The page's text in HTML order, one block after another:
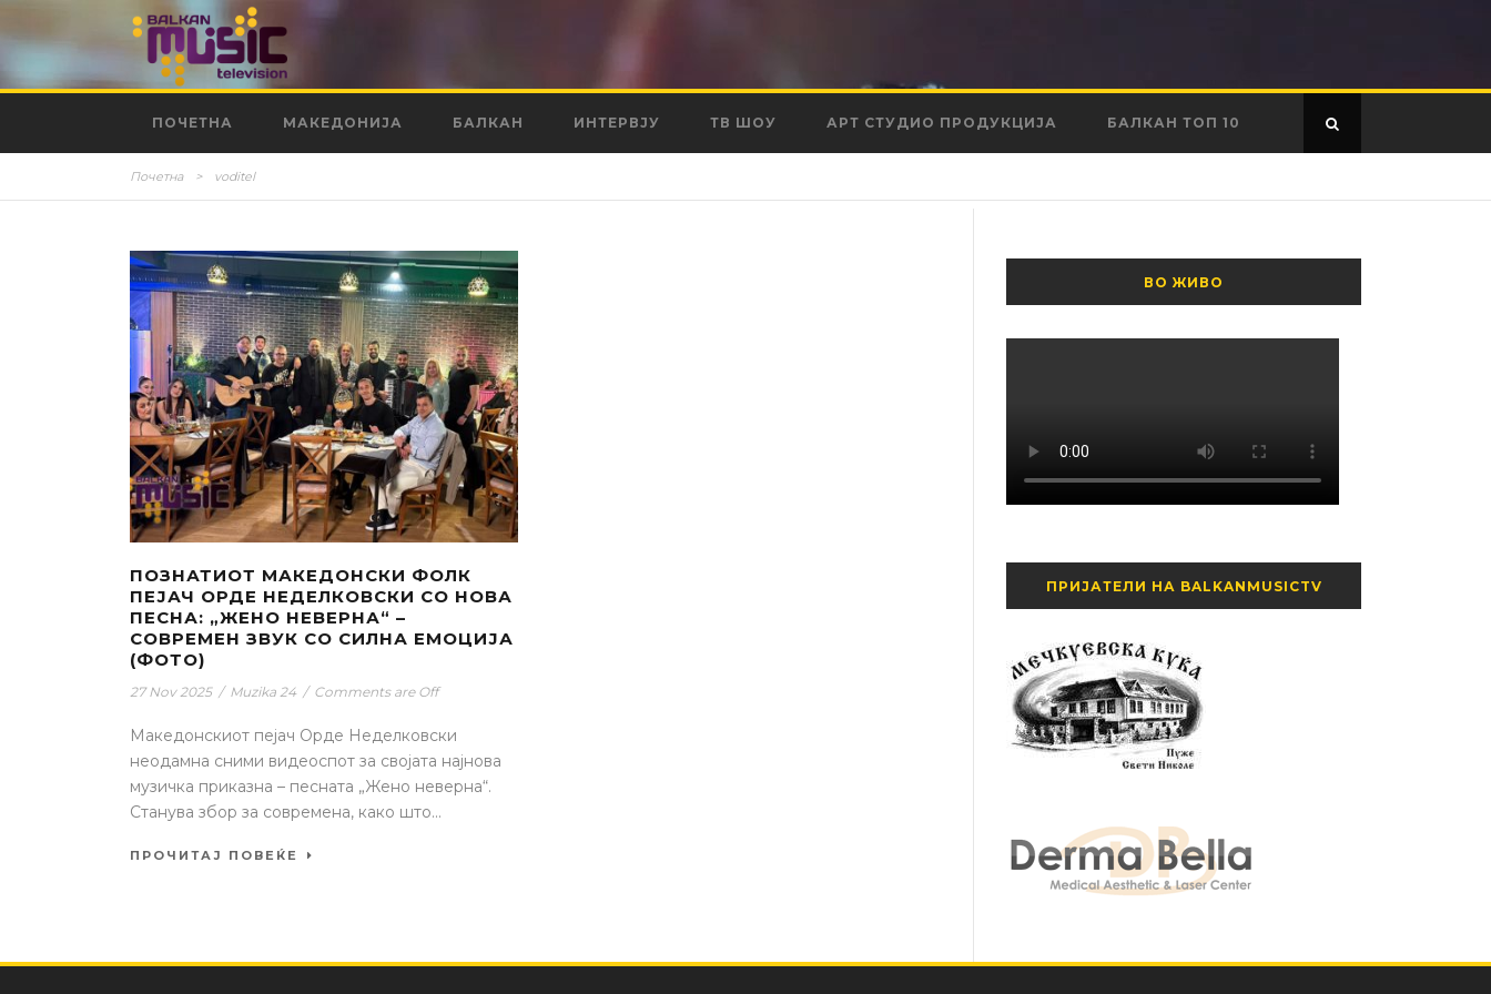
ПОЧЕТНА МАКЕДОНИЈА БАЛКАН ИНТЕРВЈУ ТВ ШОУ АРТ СТУДИО ПРОДУКЦИЈА БАЛКАН ТОП 10
Почетна > voditel
ПОЗНАТИОТ МАКЕДОНСКИ ФОЛК
ПЕЈАЧ ОРДЕ НЕДЕЛКОВСКИ СО НОВА
ПЕСНА: „ЖЕНО НЕВЕРНА“ –
СОВРЕМЕН ЗВУК СО СИЛНА ЕМОЦИЈА
(ФОТО)
27 Nov 2025 / Muzika 24 / Comments are Off
Македонскиот пејач Орде Неделковски
неодамна сними видеоспот за својата најнова
музичка приказна – песната „Жено неверна“.
Станува збор за современа, како што...
ПРОЧИТАЈ ПОВЕЌЕ
ВО ЖИВО
ПРИЈАТЕЛИ НА BALKANMUSICTV